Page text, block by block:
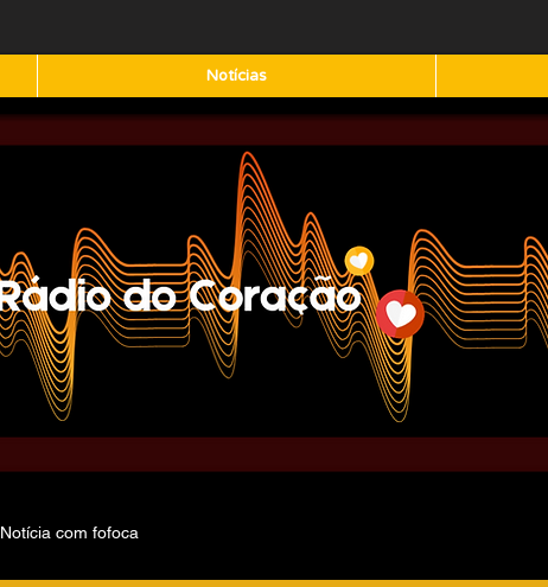
Notícias
Notícia com fofoca